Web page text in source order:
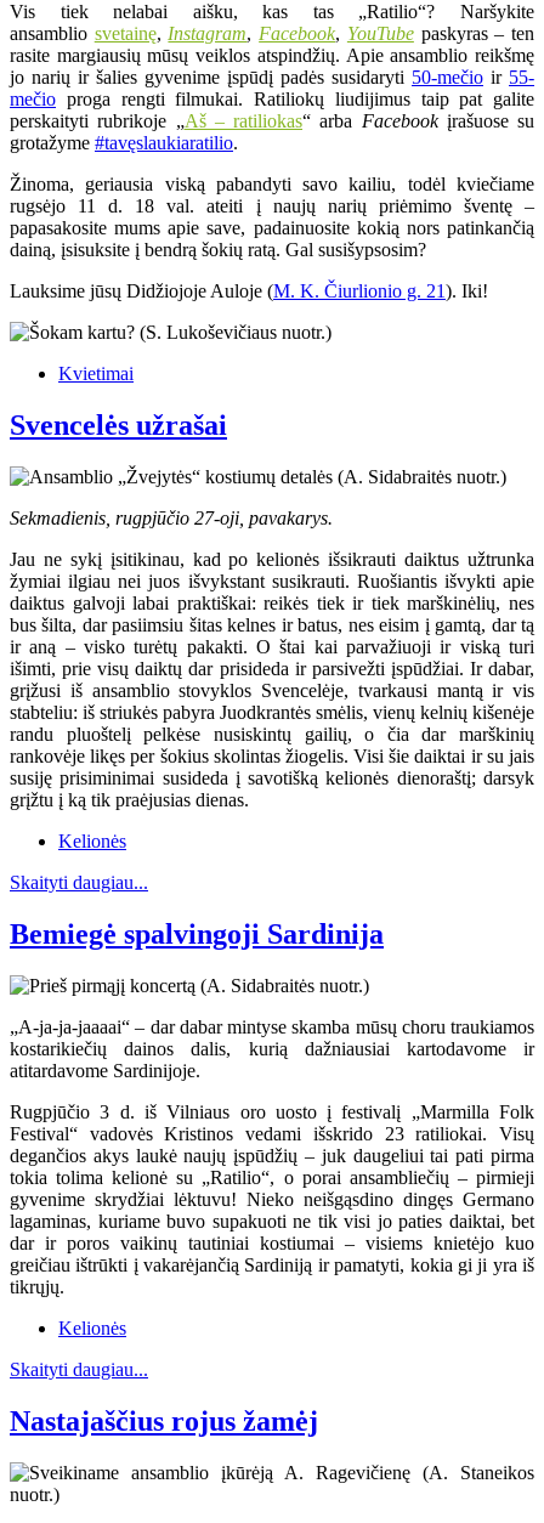
Vis tiek nelabai aišku, kas tas „Ratilio“? Naršykite
ansamblio svetainę, Instagram, Facebook, YouTubepaskyras – ten
rasite margiausių mūsų veiklos atspindžių. Apie ansamblio reikšmę
jo narių ir šalies gyvenime įspūdį padės susidaryti 50-mečio ir 55-
mečio proga rengti filmukai. Ratiliokų liudijimus taip pat galite
perskaityti rubrikoje „Aš – ratiliokas“ arba Facebookįrašuose su
grotažyme #tavęslaukiaratilio.
Žinoma, geriausia viską pabandyti savo kailiu, todėl kviečiame
rugsėjo 11 d. 18 val. ateiti į naujų narių priėmimo šventę –
papasakosite mums apie save, padainuosite kokią nors patinkančią
dainą, įsisuksite į bendrą šokių ratą. Gal susišypsosim?
Lauksime jūsų Didžiojoje Auloje (M. K. Čiurlionio g. 21). Iki!
Kvietimai
Svencelės užrašai
Sekmadienis, rugpjūčio 27-oji, pavakarys.
Jau ne sykį įsitikinau, kad po kelionės išsikrauti daiktus užtrunka
žymiai ilgiau nei juos išvykstant susikrauti. Ruošiantis išvykti apie
daiktus galvoji labai praktiškai: reikės tiek ir tiek marškinėlių, nes
bus šilta, dar pasiimsiu šitas kelnes ir batus, nes eisim į gamtą, dar tą
ir aną – visko turėtų pakakti. O štai kai parvažiuoji ir viską turi
išimti, prie visų daiktų dar prisideda ir parsivežti įspūdžiai. Ir dabar,
grįžusi iš ansamblio stovyklos Svencelėje, tvarkausi mantą ir vis
stabteliu: iš striukės pabyra Juodkrantės smėlis, vienų kelnių kišenėje
randu pluoštelį pelkėse nusiskintų gailių, o čia dar marškinių
rankovėje likęs per šokius skolintas žiogelis. Visi šie daiktai ir su jais
susiję prisiminimai susideda į savotišką kelionės dienoraštį; darsyk
grįžtu į ką tik praėjusias dienas.
Kelionės
Skaityti daugiau...
Bemiegė spalvingoji Sardinija
„A-ja-ja-jaaaai“ – dar dabar mintyse skamba mūsų choru traukiamos
kostarikiečių dainos dalis, kurią dažniausiai kartodavome ir
atitardavome Sardinijoje.
Rugpjūčio 3 d. iš Vilniaus oro uosto į festivalį „Marmilla Folk
Festival“ vadovės Kristinos vedami išskrido 23 ratiliokai. Visų
degančios akys laukė naujų įspūdžių – juk daugeliui tai pati pirma
tokia tolima kelionė su „Ratilio“, o porai ansambliečių – pirmieji
gyvenime skrydžiai lėktuvu! Nieko neišgąsdino dingęs Germano
lagaminas, kuriame buvo supakuoti ne tik visi jo paties daiktai, bet
dar ir poros vaikinų tautiniai kostiumai – visiems knietėjo kuo
greičiau ištrūkti į vakarėjančią Sardiniją ir pamatyti, kokia gi ji yra iš
tikrųjų.
Kelionės
Skaityti daugiau...
Nastajaščius rojus žamėj